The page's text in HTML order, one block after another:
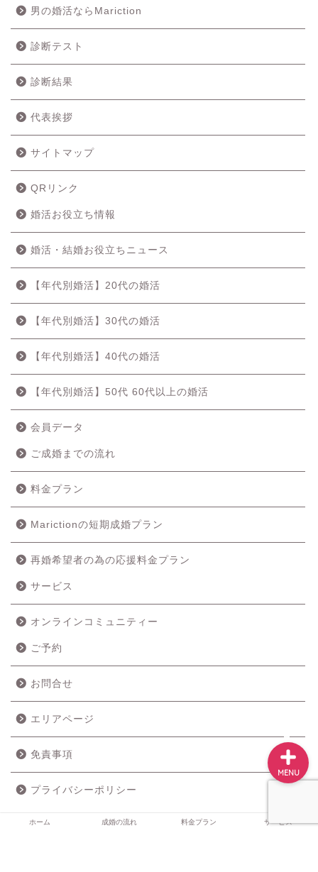
男の婚活ならMariction
診断テスト
診断結果
代表挨拶
サイトマップ
QRリンク
婚活お役立ち情報
婚活・結婚お役立ちニュース
【年代別婚活】20代の婚活
【年代別婚活】30代の婚活
【年代別婚活】40代の婚活
【年代別婚活】50代 60代以上の婚活
会員データ
ご成婚までの流れ
料金プラン
Marictionの短期成婚プラン
再婚希望者の為の応援料金プラン
サービス
オンラインコミュニティー
ご予約
お問合せ
エリアページ
免責事項
プライバシーポリシー
ホーム 成婚の流れ 料金プラン サービス
MENU